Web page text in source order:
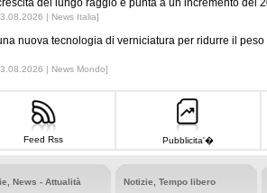
del lungo raggio e punta a un incremento del
| News Italia]
nuova tecnologia di verniciatura per ridurre il
| News Mondo]
Feed Rss Pubblicita'�
News - Attualità Notizie, Tempo libero